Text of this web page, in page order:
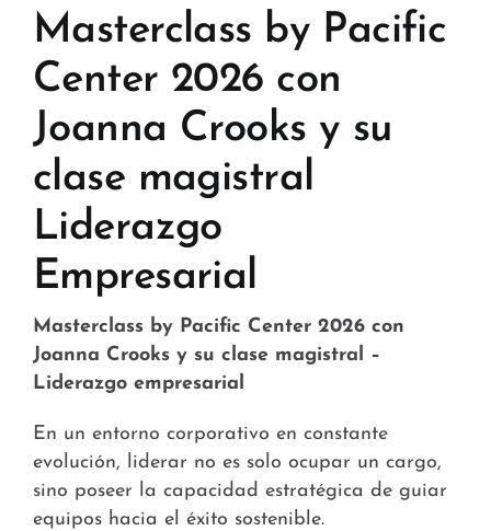
Tiendas y Conveniencia
Hospital y Salud
Servicios y Amenidades
Noticias
Contacto
FAQ
Masterclass by Pacific
Center 2026 con
Joanna Crooks y su
clase magistral
Liderazgo
Empresarial
Masterclass by Pacific Center 2026 con
Joanna Crooks y su clase magistral –
Liderazgo empresarial
En un entorno corporativo en constante
evolución, liderar no es solo ocupar un cargo,
sino poseer la capacidad estratégica de guiar
equipos hacia el éxito sostenible.